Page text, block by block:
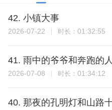
42. 小镇大事
2026-07-22 时长： 01:32:55
41. 雨中的爷爷和奔跑的人
2026-07-08 时长： 01:34:12
40. 那夜的孔明灯和山路